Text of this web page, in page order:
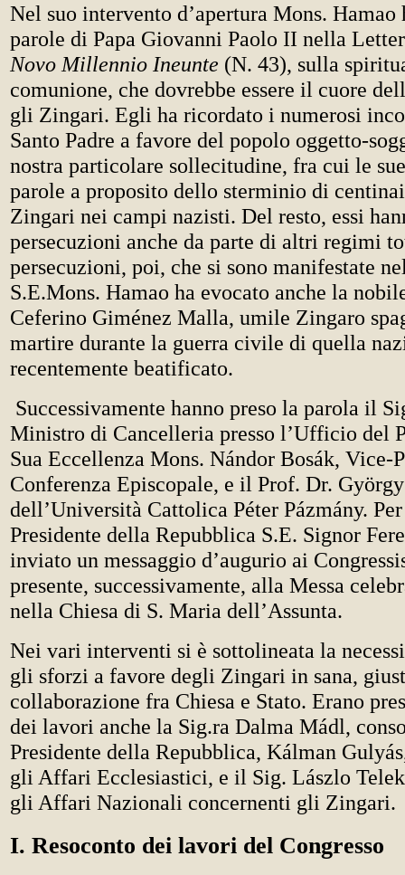
Nel suo intervento d’apertura Mons. Hamao
parole di Papa Giovanni Paolo II nella
Novo Millennio Ineunte (N. 43), sulla
comunione, che dovrebbe essere il cuore
gli Zingari. Egli ha ricordato i numerosi
Santo Padre a favore del popolo oggetto-
nostra particolare sollecitudine, fra cui le
parole a proposito dello sterminio di
Zingari nei campi nazisti. Del resto, essi
persecuzioni anche da parte di altri regimi
persecuzioni, poi, che si sono manifestate
S.E.Mons. Hamao ha evocato anche la
Ceferino Giménez Malla, umile Zingaro
martire durante la guerra civile di quella
recentemente beatificato.
Successivamente hanno preso la parola il
Ministro di Cancelleria presso l’Ufficio del
Sua Eccellenza Mons. Nándor Bosák, Vice-
Conferenza Episcopale, e il Prof. Dr.
dell’Università Cattolica Péter Pázmány.
Presidente della Repubblica S.E. Signor
inviato un messaggio d’augurio ai
presente, successivamente, alla Messa
nella Chiesa di S. Maria dell’Assunta.
Nei vari interventi si è sottolineata la
gli sforzi a favore degli Zingari in sana,
collaborazione fra Chiesa e Stato. Erano
dei lavori anche la Sig.ra Dalma Mádl,
Presidente della Repubblica, Kálman
gli Affari Ecclesiastici, e il Sig. Lászlo
gli Affari Nazionali concernenti gli Zingari.
I. Resoconto dei lavori del Congresso